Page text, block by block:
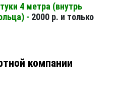
4 метра (внутрь
- 2000 р. и только
компании